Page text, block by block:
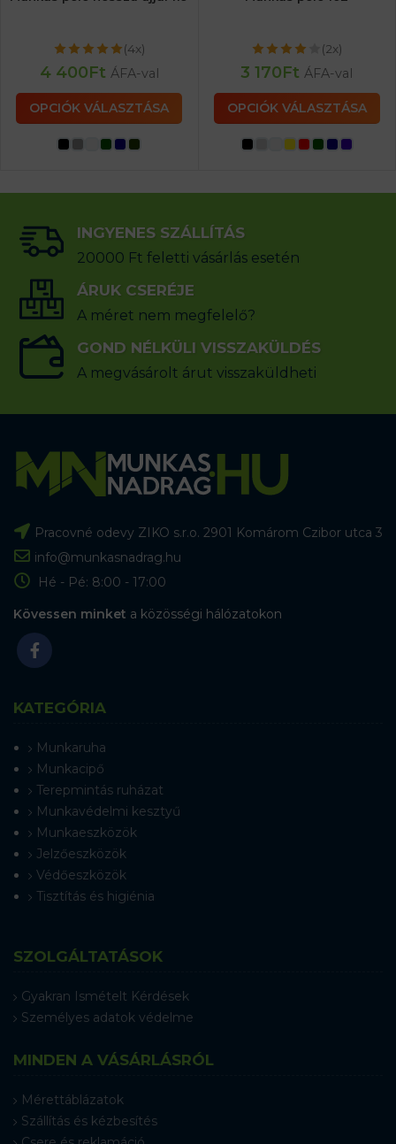
(4x)
4 400Ft ÁFA-val
OPCIÓK VÁLASZTÁSA
(2x)
3 170Ft ÁFA-val
OPCIÓK VÁLASZTÁSA
INGYENES SZÁLLÍTÁS
20000 Ft feletti vásárlás esetén
ÁRUK CSERÉJE
A méret nem megfelelő?
GOND NÉLKÜLI VISSZAKÜLDÉS
A megvásárolt árut visszaküldheti
Pracovné odevy ZIKO s.r.o. 2901 Komárom Czibor utca 3
info@munkasnadrag.hu
Hé - Pé: 8:00 - 17:00
Kövessen minket a közösségi hálózatokon
KATEGÓRIA
Munkaruha
Munkacipő
Terepmintás ruházat
Munkavédelmi kesztyű
Munkaeszközök
Jelzőeszközök
Védőeszközök
Tisztítás és higiénia
SZOLGÁLTATÁSOK
Gyakran Ismételt Kérdések
Személyes adatok védelme
MINDEN A VÁSÁRLÁSRÓL
Mérettáblázatok
Szállítás és kézbesítés